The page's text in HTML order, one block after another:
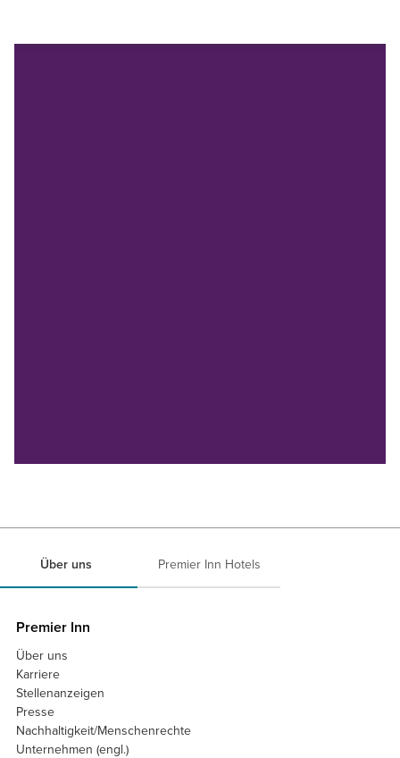
Über uns Premier Inn Hotels
Premier Inn
Über uns
Karriere
Stellenanzeigen
Presse
Nachhaltigkeit/Menschenrechte
Unternehmen (engl.)